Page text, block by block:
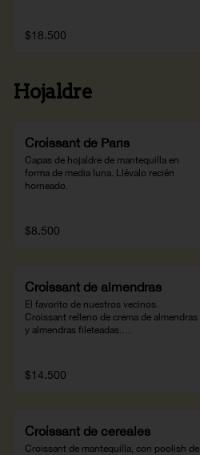
$18.500
Hojaldre
Croissant de París
Capas de hojaldre de mantequilla en
forma de media luna. Llévalo recién
horneado.
$8.500
Croissant de almendras
El favorito de nuestros vecinos.
Croissant relleno de crema de almendras
y almendras fileteadas.
$14.500
Croissant de cereales
Croissant de mantequilla, con poolish de